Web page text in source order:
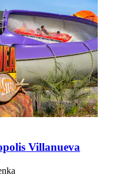
Villanueva